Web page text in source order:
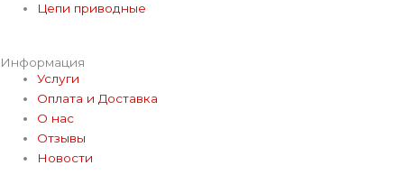
Цепи приводные
Информация
Услуги
Оплата и Доставка
О нас
Отзывы
Новости